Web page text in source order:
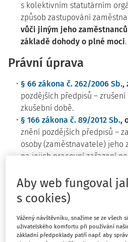
s kolektivním statutárním
způsob zastupování
vůči jiným jeho
základě dohody o plné moci.
Právní úprava
§ 66 zákona č. 262/2006 Sb.,
pozdějších předpisů –
zkušební době.
§ 166 zákona č. 89/2012 Sb.,
znění pozdějších předpisů –
osoby (zaměstnavatele) jeho
na jejich pracovní zařazení
§ 441 a násl. občanského
zastoupení na základě
Skutkový stav (popis
Zaměstnanec byl u
Aby web fungoval
s cookies)
Vážený návštěvníku, snažíme se ze všech
uživatelského komfortu při používání
základní předpoklady patří např. aby